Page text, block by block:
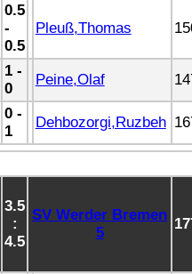
0.5
-
0.5
Pleuß,Thomas
1 -
0
Peine,Olaf
0 -
1
Dehbozorgi,Ruzbeh
3.5
:
4.5
SV Werder Bremen
5